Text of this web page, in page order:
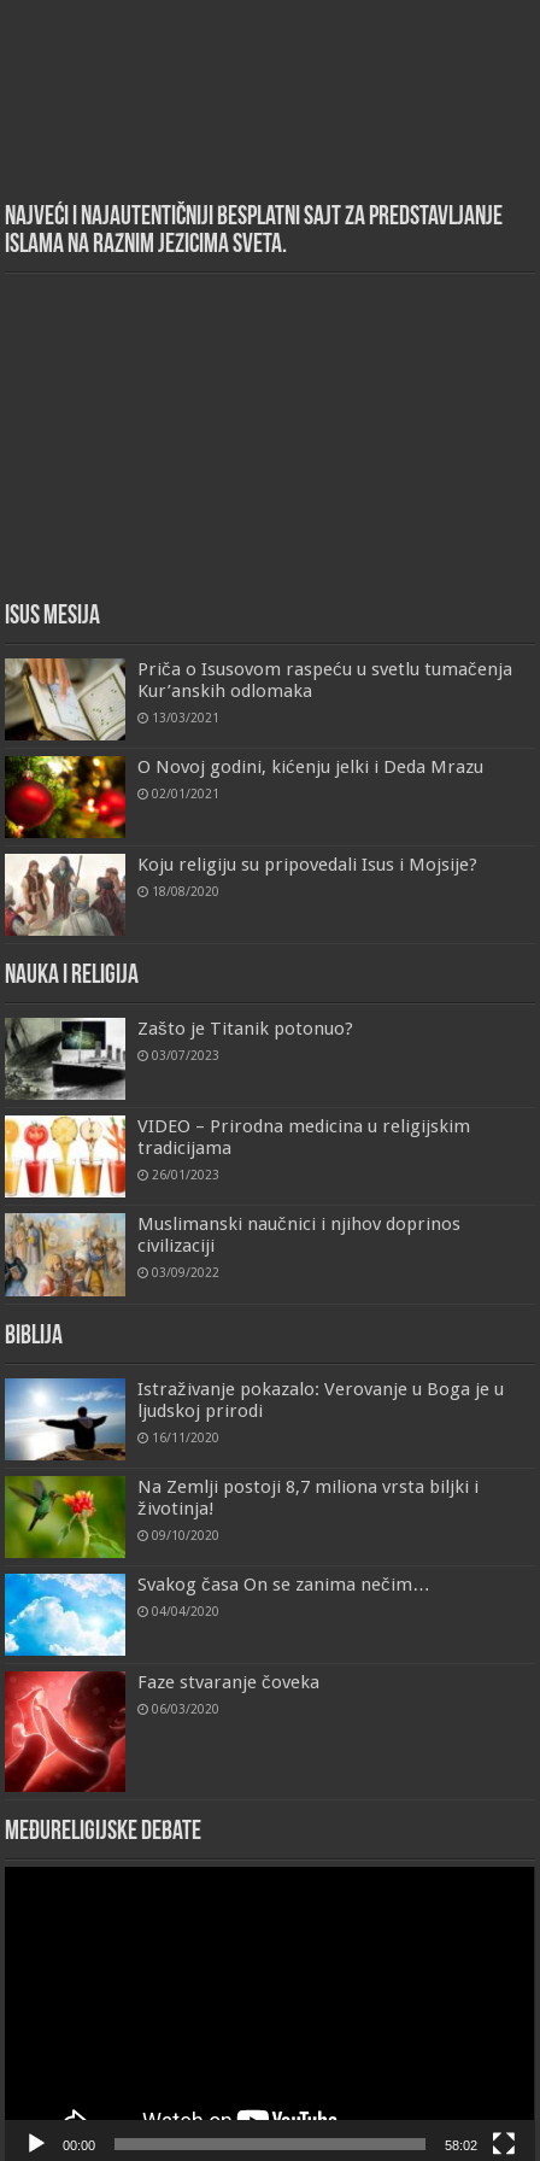
Najveći i najautentičniji besplatni sajt za predstavljanje
islama na raznim jezicima sveta.
Isus Mesija
Priča o Isusovom raspeću u svetlu tumačenja
Kur’anskih odlomaka
13/03/2021
O Novoj godini, kićenju jelki i Deda Mrazu
02/01/2021
Koju religiju su pripovedali Isus i Mojsije?
18/08/2020
Nauka i religija
Zašto je Titanik potonuo?
03/07/2023
VIDEO – Prirodna medicina u religijskim
tradicijama
26/01/2023
Muslimanski naučnici i njihov doprinos
civilizaciji
03/09/2022
Biblija
Istraživanje pokazalo: Verovanje u Boga je u
ljudskoj prirodi
16/11/2020
Na Zemlji postoji 8,7 miliona vrsta biljki i
životinja!
09/10/2020
Svakog časa On se zanima nečim…
04/04/2020
Faze stvaranje čoveka
06/03/2020
Međureligijske debate
00:00 58:02